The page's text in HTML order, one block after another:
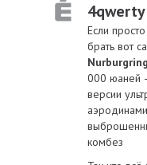
4qwerty
Если
брать вот
000 юаней
версии
комбез